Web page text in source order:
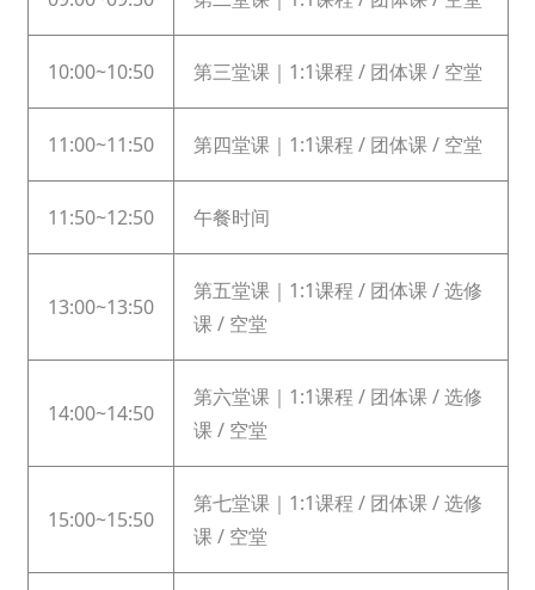
10:00~10:50 第三堂课｜1:1课程 / 团体课 / 空堂
11:00~11:50 第四堂课｜1:1课程 / 团体课 / 空堂
11:50~12:50 午餐时间
13:00~13:50
第五堂课｜1:1课程 / 团体课 / 选修
课 / 空堂
14:00~14:50
第六堂课｜1:1课程 / 团体课 / 选修
课 / 空堂
15:00~15:50
第七堂课｜1:1课程 / 团体课 / 选修
课 / 空堂